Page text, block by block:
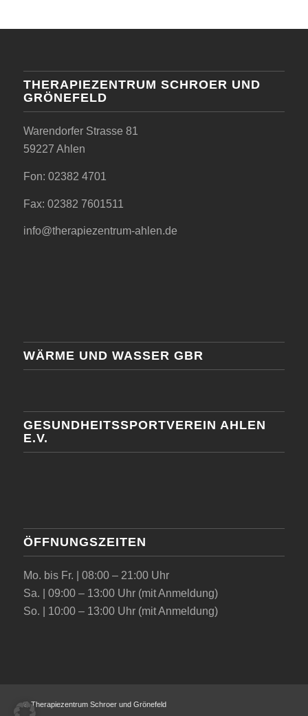
THERAPIEZENTRUM SCHROER UND
GRÖNEFELD
Warendorfer Strasse 81
59227 Ahlen
Fon: 02382 4701
Fax: 02382 7601511
info@therapiezentrum-ahlen.de
WÄRME UND WASSER GBR
GESUNDHEITSSPORTVEREIN AHLEN
E.V.
ÖFFNUNGSZEITEN
Mo. bis Fr. | 08:00 – 21:00 Uhr
Sa. | 09:00 – 13:00 Uhr (mit Anmeldung)
So. | 10:00 – 13:00 Uhr (mit Anmeldung)
© Therapiezentrum Schroer und Grönefeld